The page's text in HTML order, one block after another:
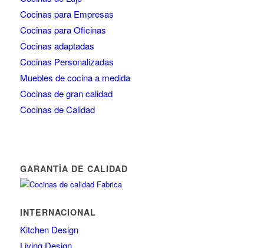
Cocinas para Empresas
Cocinas para Oficinas
Cocinas adaptadas
Cocinas Personalizadas
Muebles de cocina a medida
Cocinas de gran calidad
Cocinas de Calidad
GARANTÍA DE CALIDAD
INTERNACIONAL
Kitchen Design
Living Design